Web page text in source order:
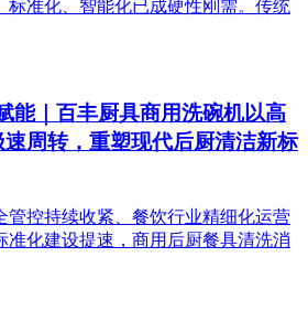
标准化、智能化已成硬性刚需。传统
能｜百丰厨具商用洗碗机以高
周转，重塑现代后厨清洁新标
管控持续收紧、餐饮行业精细化运营
准化建设提速，商用后厨餐具清洗消